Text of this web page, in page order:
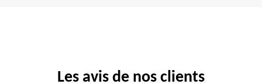
Les avis de nos clients